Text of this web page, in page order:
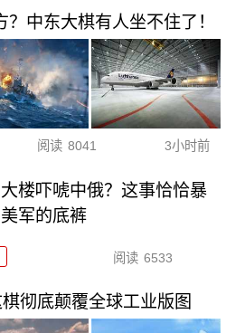
中东大棋有人坐不住了！
阅读 8041 3小时前
楼吓唬中俄？这事恰恰暴
军的底裤
阅读 6533
彻底颠覆全球工业版图